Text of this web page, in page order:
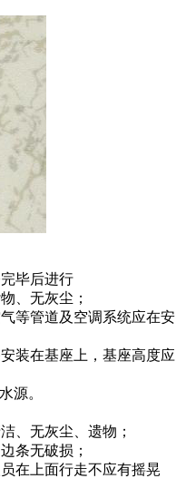
毕后进行
、无灰尘；
等管道及空调系统应在安
装在基座上，基座高度应
源。
、无灰尘、遗物；
条无破损；
在上面行走不应有摇晃